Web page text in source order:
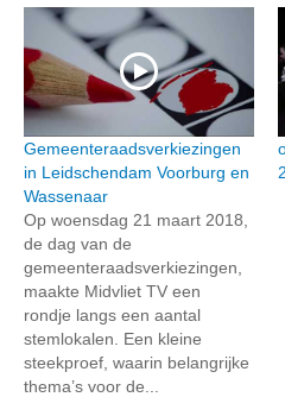
Gemeenteraadsverkiezingen
in Leidschendam Voorburg en
Wassenaar
Op woensdag 21 maart 2018,
de dag van de
gemeenteraadsverkiezingen,
maakte Midvliet TV een
rondje langs een aantal
stemlokalen. Een kleine
steekproef, waarin belangrijke
thema’s voor de...